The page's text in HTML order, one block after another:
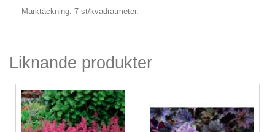
Marktäckning: 7 st/kvadratmeter.
Liknande produkter